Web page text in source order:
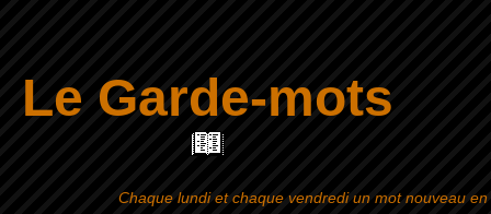
Le Garde-mots
Chaque lundi et chaque vendredi un mot nouveau